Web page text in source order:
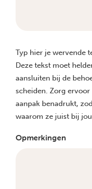
Typ hier je wervende
Deze tekst moet
aansluiten bij de
scheiden. Zorg
aanpak benadrukt,
waarom ze juist bij
Opmerkingen